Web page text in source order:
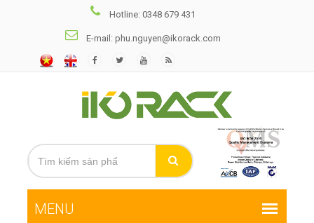
Hotline: 0348 679 431
E-mail: phu.nguyen@ikorack.com